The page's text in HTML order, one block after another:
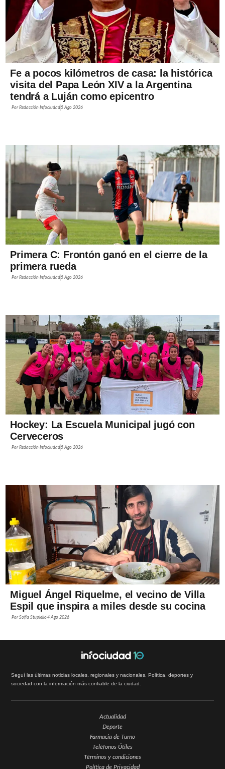
Fe a pocos kilómetros de casa: la histórica
visita del Papa León XIV a la Argentina
tendrá a Luján como epicentro
PorRedacción Infociudad5 Ago 2026
Primera C: Frontón ganó en el cierre de la
primera rueda
PorRedacción Infociudad5 Ago 2026
Hockey: La Escuela Municipal jugó con
Cerveceros
PorRedacción Infociudad5 Ago 2026
Miguel Ángel Riquelme, el vecino de Villa
Espil que inspira a miles desde su cocina
PorSofía Stupiello4 Ago 2026
Seguí las últimas noticias locales, regionales y nacionales. Política, deportes y
sociedad con la información más confiable de la ciudad.
Actualidad
Deporte
Farmacia de Turno
Teléfonos Útiles
Términos y condiciones
Política de Privacidad